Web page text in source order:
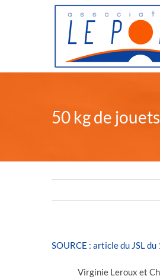
50 kg de
SOURCE : article du JSL
Virginie Leroux et